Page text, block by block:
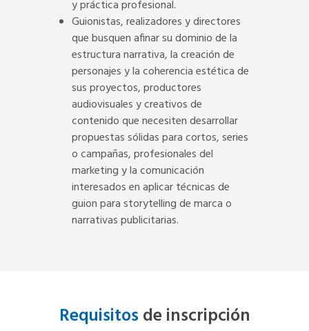
y práctica profesional.
Guionistas, realizadores y directores
que busquen afinar su dominio de la
estructura narrativa, la creación de
personajes y la coherencia estética de
sus proyectos, productores
audiovisuales y creativos de
contenido que necesiten desarrollar
propuestas sólidas para cortos, series
o campañas, profesionales del
marketing y la comunicación
interesados en aplicar técnicas de
guion para storytelling de marca o
narrativas publicitarias.
Requisitos de inscripción